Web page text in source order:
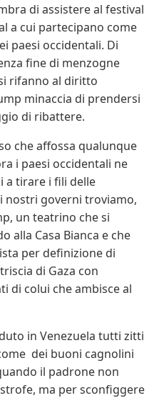
di assistere al festival
a cui partecipano come
paesi occidentali. Di
fine di menzogne
rifanno al diritto
minaccia di prendersi
di ribattere.
che affossa qualunque
i paesi occidentali ne
a tirare i fili delle
nostri governi troviamo,
un teatrino che si
alla Casa Bianca e che
per definizione di
di Gaza con
di colui che ambisce al
in Venezuela tutti zitti
dei buoni cagnolini
il padrone non
ma per sconfiggere